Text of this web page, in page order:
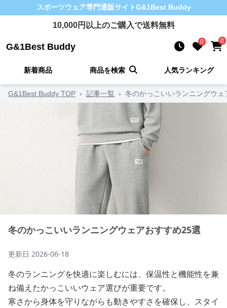
スポーツウェア専門通販サイトG&1Best Buddy
10,000円以上のご購入で送料無料
G&1Best Buddy 0 0
新着商品 商品を検索 人気ランキング
G&1Best Buddy TOP › 記事一覧 › 冬のかっこいいランニングウェ
冬のかっこいいランニングウェアおすすめ25選
更新日 2026-06-18
冬のランニングを快適に楽しむには、保温性と機能性を兼
ね備えたかっこいいウェア選びが重要です。
寒さから身体を守りながらも動きやすさを確保し、スタイ